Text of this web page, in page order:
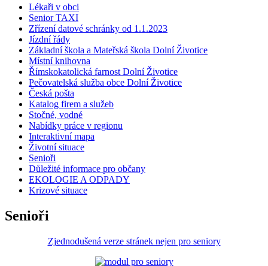
Lékaři v obci
Senior TAXI
Zřízení datové schránky od 1.1.2023
Jízdní řády
Základní škola a Mateřská škola Dolní Životice
Místní knihovna
Římskokatolická farnost Dolní Životice
Pečovatelská služba obce Dolní Životice
Česká pošta
Katalog firem a služeb
Stočné, vodné
Nabídky práce v regionu
Interaktivní mapa
Životní situace
Senioři
Důležité informace pro občany
EKOLOGIE A ODPADY
Krizové situace
Senioři
Zjednodušená verze stránek nejen pro seniory